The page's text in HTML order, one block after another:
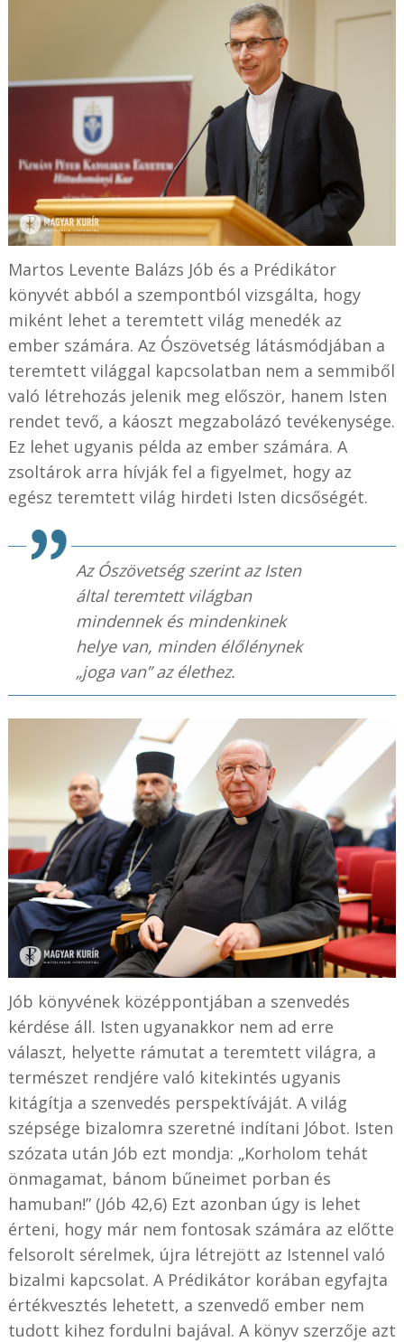
Martos Levente Balázs Jób és a Prédikátor
könyvét abból a szempontból vizsgálta, hogy
miként lehet a teremtett világ menedék az
ember számára. Az Ószövetség látásmódjában a
teremtett világgal kapcsolatban nem a semmiből
való létrehozás jelenik meg először, hanem Isten
rendet tevő, a káoszt megzabolázó tevékenysége.
Ez lehet ugyanis példa az ember számára. A
zsoltárok arra hívják fel a figyelmet, hogy az
egész teremtett világ hirdeti Isten dicsőségét.
Az Ószövetség szerint az Isten
által teremtett világban
mindennek és mindenkinek
helye van, minden élőlénynek
„joga van” az élethez.
Jób könyvének középpontjában a szenvedés
kérdése áll. Isten ugyanakkor nem ad erre
választ, helyette rámutat a teremtett világra, a
természet rendjére való kitekintés ugyanis
kitágítja a szenvedés perspektíváját. A világ
szépsége bizalomra szeretné indítani Jóbot. Isten
szózata után Jób ezt mondja: „Korholom tehát
önmagamat, bánom bűneimet porban és
hamuban!” (Jób 42,6) Ezt azonban úgy is lehet
érteni, hogy már nem fontosak számára az előtte
felsorolt sérelmek, újra létrejött az Istennel való
bizalmi kapcsolat. A Prédikátor korában egyfajta
értékvesztés lehetett, a szenvedő ember nem
tudott kihez fordulni bajával. A könyv szerzője azt